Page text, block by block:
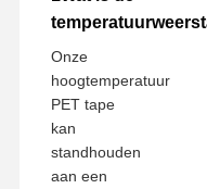
Onze
hoogtemperatuur
PET tape
kan
standhouden
aan een